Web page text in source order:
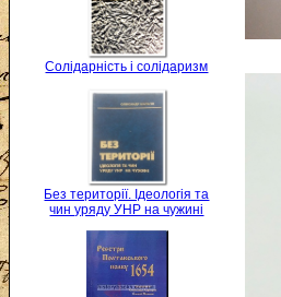
Солідарність і солідаризм
Без території. Ідеологія та
чин уряду УНР на чужині